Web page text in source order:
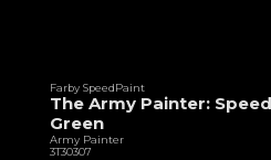
Farby SpeedPaint
The Army Painter:
Green
Army Painter
3T30307